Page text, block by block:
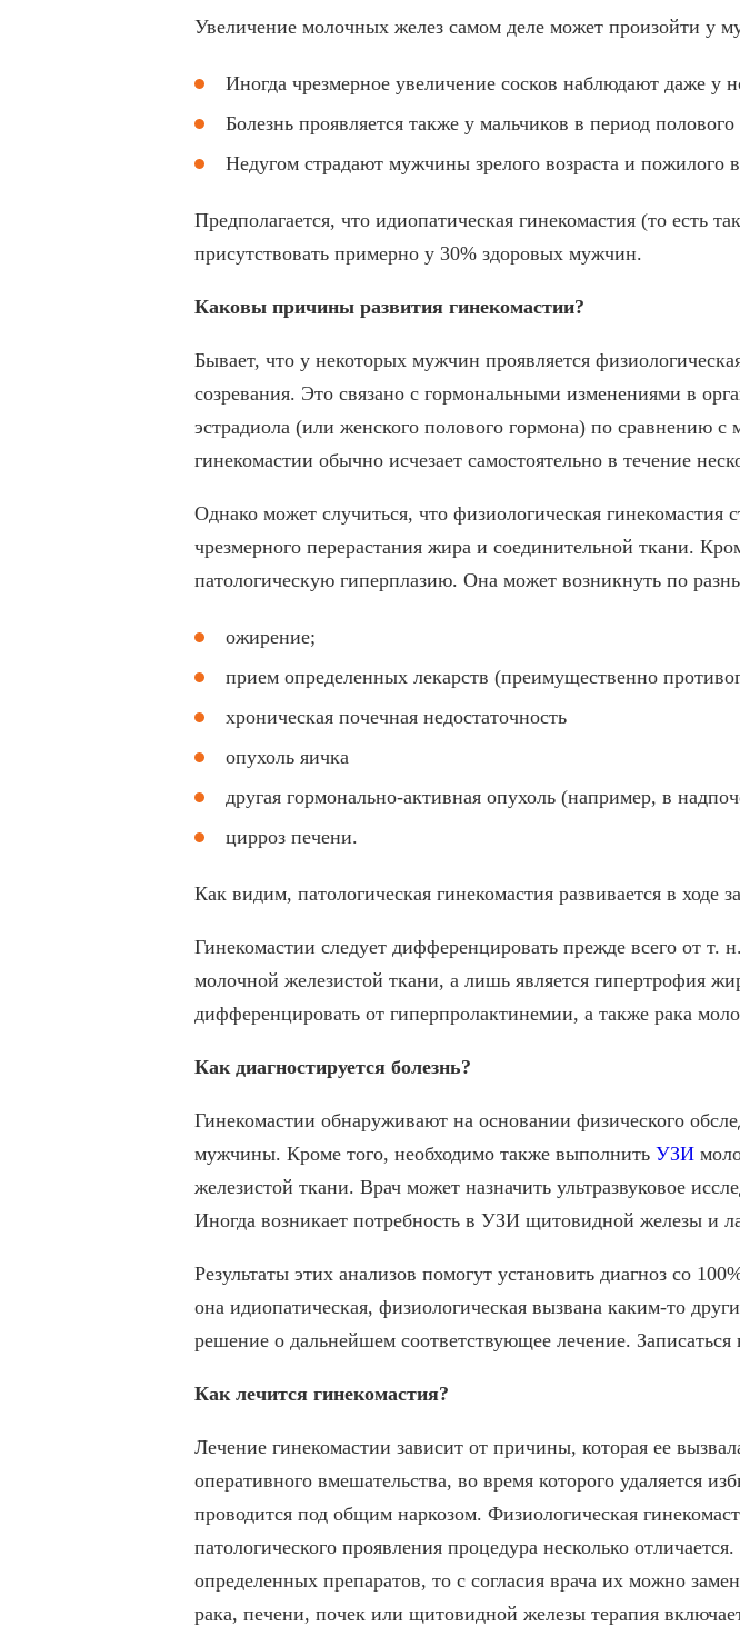
Увеличение молочных желез самом деле может произойти у
Иногда чрезмерное увеличение сосков наблюдают даже у
Болезнь проявляется также у мальчиков в период полового
Недугом страдают мужчины зрелого возраста и пожилого
Предполагается, что идиопатическая гинекомастия (то есть
присутствовать примерно у 30% здоровых мужчин.
Каковы причины развития гинекомастии?
Бывает, что у некоторых мужчин проявляется
созревания. Это связано с гормональными изменениями в
эстрадиола (или женского полового гормона) по сравнению
гинекомастии обычно исчезает самостоятельно в течение
Однако может случиться, что физиологическая гинекомастия
чрезмерного перерастания жира и соединительной ткани.
патологическую гиперплазию. Она может возникнуть по
ожирение;
прием определенных лекарств (преимущественно
хроническая почечная недостаточность
опухоль яичка
другая гормонально-активная опухоль (например, в
цирроз печени.
Как видим, патологическая гинекомастия развивается в
Гинекомастии следует дифференцировать прежде всего от т.
молочной железистой ткани, а лишь является гипертрофия
дифференцировать от гиперпролактинемии, а также рака
Как диагностируется болезнь?
Гинекомастии обнаруживают на основании физического
мужчины. Кроме того, необходимо также выполнить УЗИ
железистой ткани. Врач может назначить ультразвуковое
Иногда возникает потребность в УЗИ щитовидной железы и
Результаты этих анализов помогут установить диагноз со
она идиопатическая, физиологическая вызвана каким-то
решение о дальнейшем соответствующее лечение. Записаться
Как лечится гинекомастия?
Лечение гинекомастии зависит от причины, которая ее
оперативного вмешательства, во время которого удаляется
проводится под общим наркозом. Физиологическая
патологического проявления процедура несколько
определенных препаратов, то с согласия врача их можно
рака, печени, почек или щитовидной железы терапия